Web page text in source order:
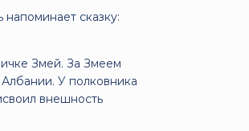
напоминает сказку:
Змей. За Змеем
У полковника
внешность